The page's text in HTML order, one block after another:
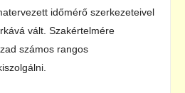
időmérő szerkezeteivel
vált. Szakértelmére
számos rangos